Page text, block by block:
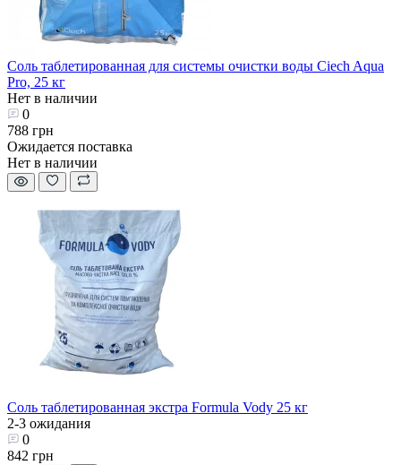
Соль таблетированная для системы очистки воды Ciech Aqua
Pro, 25 кг
Нет в наличии
0
788 грн
Ожидается поставка
Нет в наличии
Соль таблетированная экстра Formula Vody 25 кг
2-3 ожидания
0
842 грн